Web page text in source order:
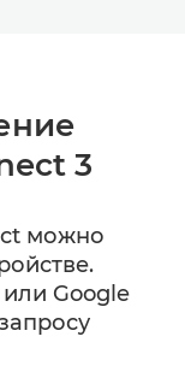
3
можно
Google